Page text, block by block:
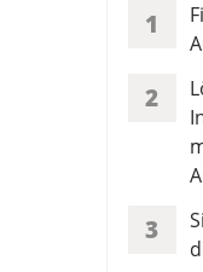
1
2
3